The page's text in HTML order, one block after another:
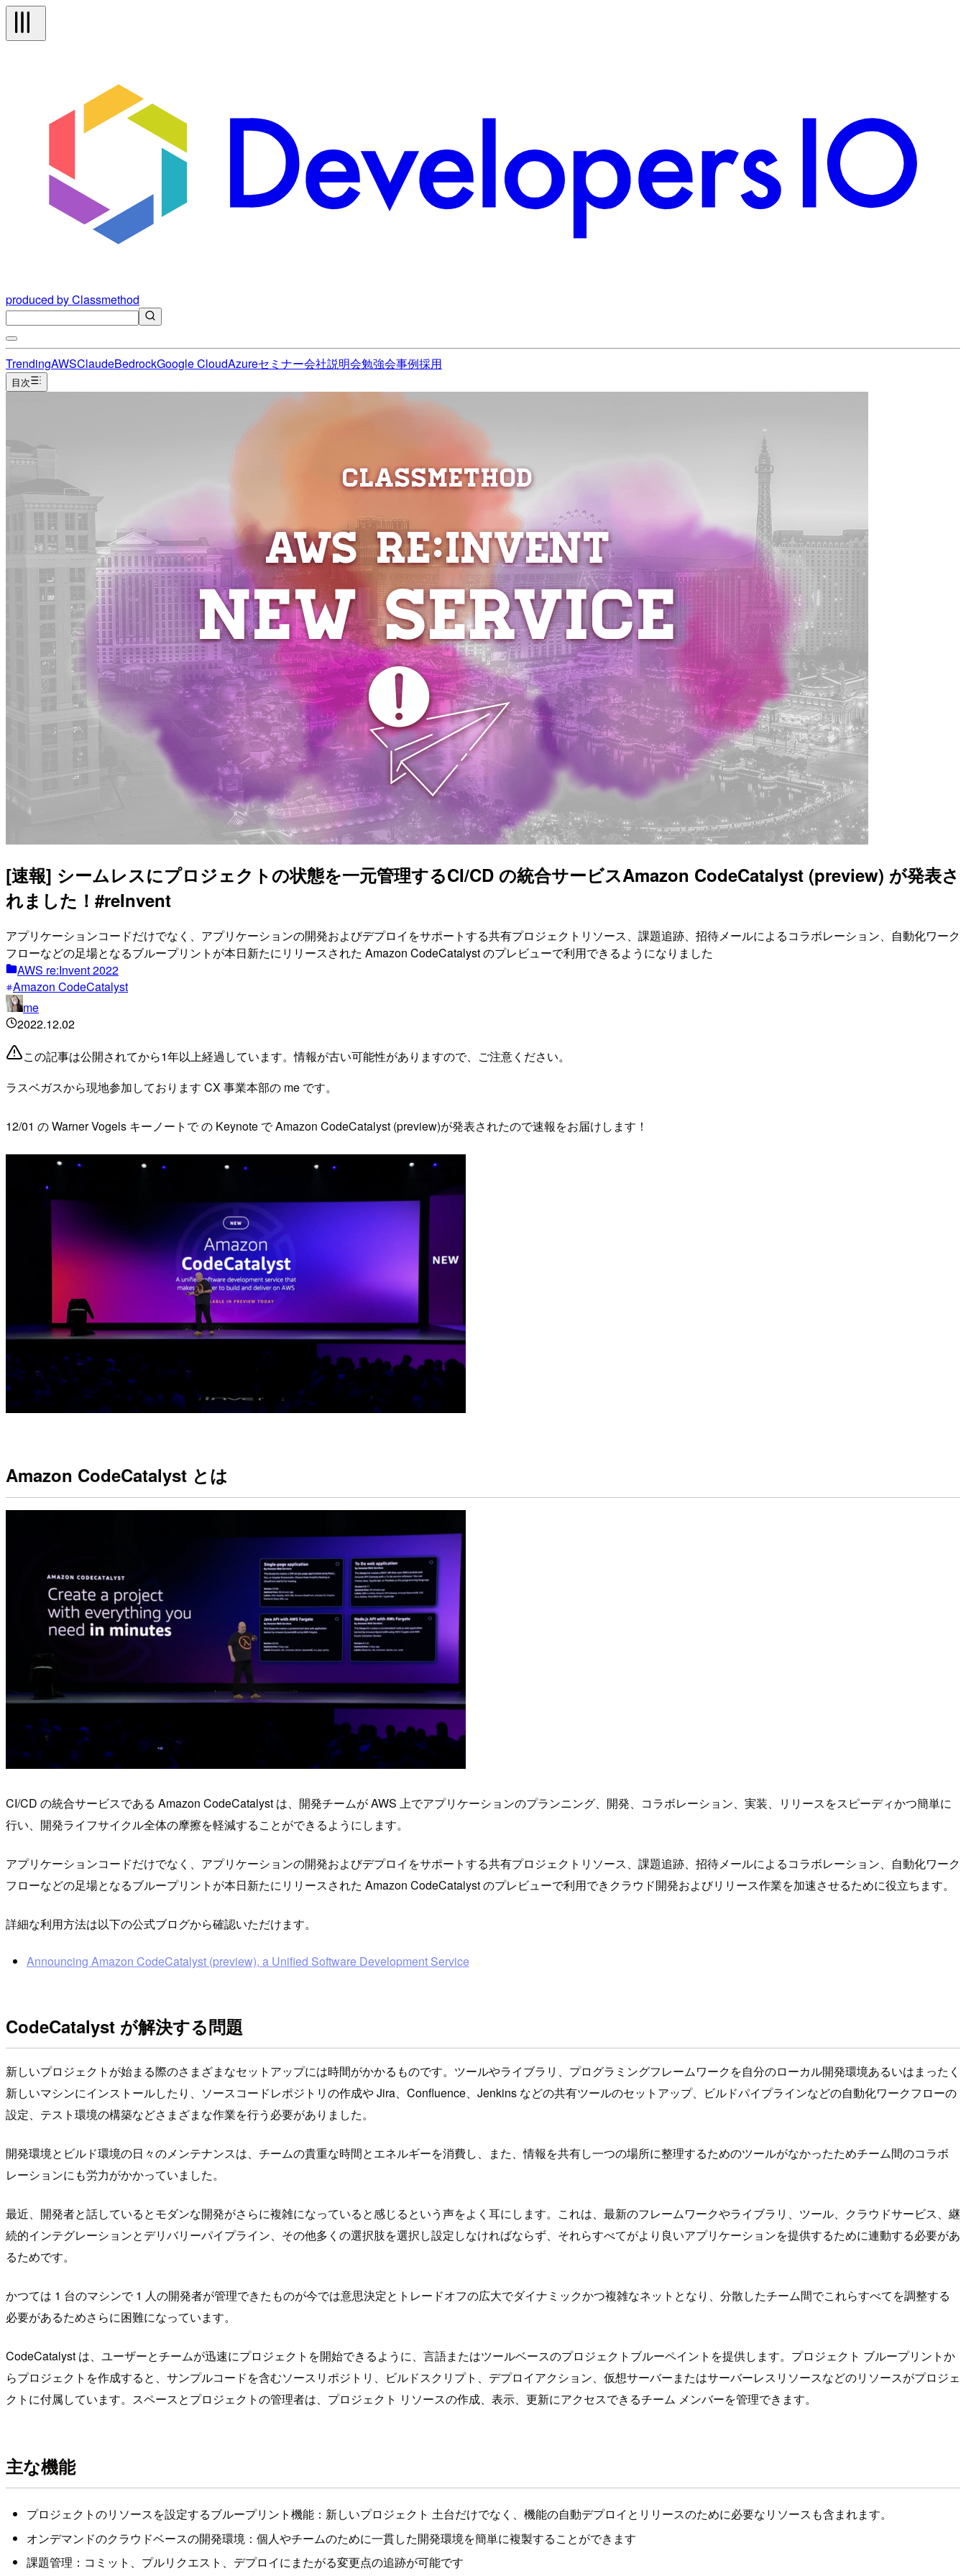
produced by Classmethod
TrendingAWSClaudeBedrockGoogle CloudAzureセミナー会社説明会勉強会事例採用
目次
[速報] シームレスにプロジェクトの状態を一元管理するCI/CD の統合サービスAmazon CodeCatalyst (preview) が発表さ
れました！#reInvent
アプリケーションコードだけでなく、アプリケーションの開発およびデプロイをサポートする共有プロジェクトリソース、課題追跡、招待メールによるコラボレーション、自動化ワーク
フローなどの足場となるブループリントが本日新たにリリースされた Amazon CodeCatalyst のプレビューで利用できるようになりました
AWS re:Invent 2022
Amazon CodeCatalyst
me
2022.12.02
この記事は公開されてから1年以上経過しています。情報が古い可能性がありますので、ご注意ください。
ラスベガスから現地参加しております CX 事業本部の me です。
12/01 の Warner Vogels キーノートで の Keynote で Amazon CodeCatalyst (preview)が発表されたので速報をお届けします！
Amazon CodeCatalyst とは
CI/CD の統合サービスである Amazon CodeCatalyst は、開発チームが AWS 上でアプリケーションのプランニング、開発、コラボレーション、実装、リリースをスピーディかつ簡単に
行い、開発ライフサイクル全体の摩擦を軽減することができるようにします。
アプリケーションコードだけでなく、アプリケーションの開発およびデプロイをサポートする共有プロジェクトリソース、課題追跡、招待メールによるコラボレーション、自動化ワーク
フローなどの足場となるブループリントが本日新たにリリースされた Amazon CodeCatalyst のプレビューで利用できクラウド開発およびリリース作業を加速させるために役立ちます。
詳細な利用方法は以下の公式ブログから確認いただけます。
Announcing Amazon CodeCatalyst (preview), a Unified Software Development Service
CodeCatalyst が解決する問題
新しいプロジェクトが始まる際のさまざまなセットアップには時間がかかるものです。ツールやライブラリ、プログラミングフレームワークを自分のローカル開発環境あるいはまったく
新しいマシンにインストールしたり、ソースコードレポジトリの作成や Jira、Confluence、Jenkins などの共有ツールのセットアップ、ビルドパイプラインなどの自動化ワークフローの
設定、テスト環境の構築などさまざまな作業を行う必要がありました。
開発環境とビルド環境の日々のメンテナンスは、チームの貴重な時間とエネルギーを消費し、また、情報を共有し一つの場所に整理するためのツールがなかったためチーム間のコラボ
レーションにも労力がかかっていました。
最近、開発者と話しているとモダンな開発がさらに複雑になっていると感じるという声をよく耳にします。これは、最新のフレームワークやライブラリ、ツール、クラウドサービス、継
続的インテグレーションとデリバリーパイプライン、その他多くの選択肢を選択し設定しなければならず、それらすべてがより良いアプリケーションを提供するために連動する必要があ
るためです。
かつては 1 台のマシンで 1 人の開発者が管理できたものが今では意思決定とトレードオフの広大でダイナミックかつ複雑なネットとなり、分散したチーム間でこれらすべてを調整する
必要があるためさらに困難になっています。
CodeCatalyst は、ユーザーとチームが迅速にプロジェクトを開始できるように、言語またはツールベースのプロジェクトブルーペイントを提供します。プロジェクト ブループリントか
らプロジェクトを作成すると、サンプルコードを含むソースリポジトリ、ビルドスクリプト、デプロイアクション、仮想サーバーまたはサーバーレスリソースなどのリソースがプロジェ
クトに付属しています。スペースとプロジェクトの管理者は、プロジェクト リソースの作成、表示、更新にアクセスできるチーム メンバーを管理できます。
主な機能
プロジェクトのリソースを設定するブループリント機能：新しいプロジェクト 土台だけでなく、機能の自動デプロイとリリースのために必要なリソースも含まれます。
オンデマンドのクラウドベースの開発環境：個人やチームのために一貫した開発環境を簡単に複製することができます
課題管理：コミット、プルリクエスト、デプロイにまたがる変更点の追跡が可能です